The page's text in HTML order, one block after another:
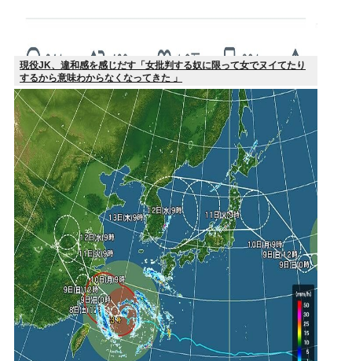
現役JK、違和感を感じだす「女批判する奴に限って女でヌイてたり
するから意味わからなくなってきた 」